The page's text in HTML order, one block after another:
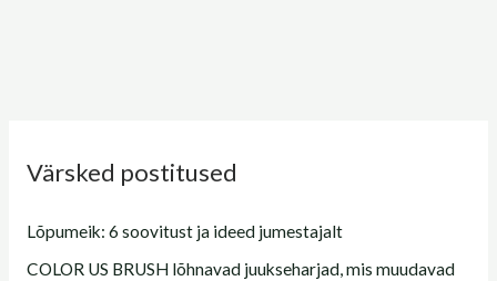
Värsked postitused
Lõpumeik: 6 soovitust ja ideed jumestajalt
COLOR US BRUSH lõhnavad juukseharjad, mis muudavad